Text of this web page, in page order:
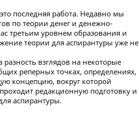
последняя работа. Недавно мы
по теории денег и денежно-
третьим уровнем образования и
теории для аспирантуры уже не
разность взглядов на некоторые
реперных точках, определениях,
концепцию, вокруг которой
редакционную подготовку и
аспирантуры.